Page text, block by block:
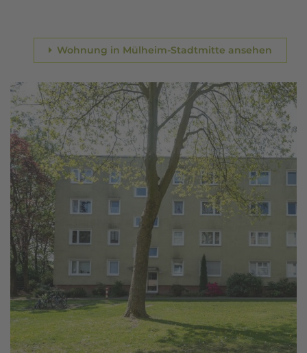
Wohnung in Mülheim-Stadtmitte ansehen